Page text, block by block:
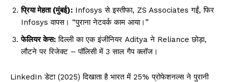
प्रिया मेहता (मुंबई): Infosys से इस्तीफा, ZS Associates गईं, फिर
Infosys वापस। “पुराना नेटवर्क काम आया।”
फेलियर केस: दिल्ली का एक इंजीनियर Aditya ने Reliance छोड़ा,
लौटने पर रिजेक्ट – पॉलिसी में 3 साल गैप क्लॉज।
LinkedIn डेटा (2025) दिखाता है भारत में 25% प्रोफेशनल्स ने पुरानी